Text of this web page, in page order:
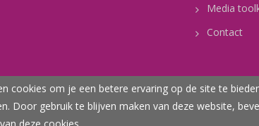
Media
Contact
© Realisatie Team Economie gemeente
cookies om je een betere ervaring op de site te
Door gebruik te blijven maken van deze website,